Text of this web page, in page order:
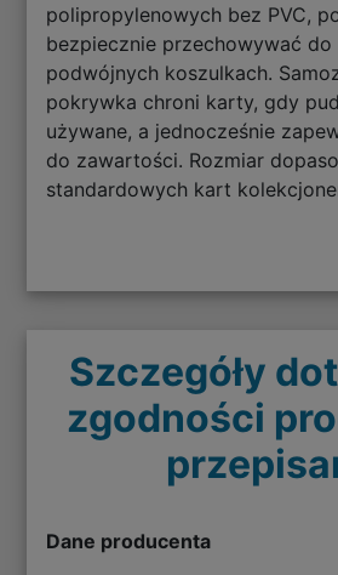
polipropylenowych bez PVC,
bezpiecznie przechowywać
podwójnych koszulkach.
pokrywka chroni karty, gdy
używane, a jednocześnie
do zawartości. Rozmiar
standardowych kart
Szczegóły
zgodności
Dane producenta